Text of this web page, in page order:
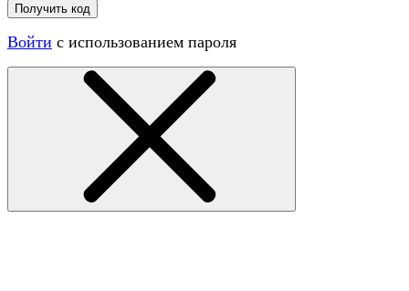
Получить код
Войти с использованием пароля